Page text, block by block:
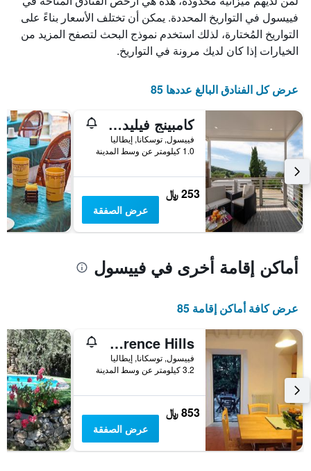
الذي
يعرض
أيام
الأسبوع.
التالي
1
Y
الذي
يعرض
متوسط
سعر
غرفة
فييسول في التواريخ المحددة. يمكن أن تختلف الأسعار بناءً على
التواريخ المُختارة، لذلك استخدم نموذج البحث لتصفح المزيد من
الخيارات إذا كان لديك مرونة في التواريخ.
عرض كل الفنادق البالغ عددها 85
كامبينج فيليدج بانوراميكو فيسول
فييسول, توسكانا, إيطاليا
1.0 كيلومتر عن وسط المدينة
253 ﷼
عرض الصفقة
أماكن إقامة أخرى في فييسول
عرض كافة أماكن إقامة 85
Fattoria il Leccio Fienile on Florence Hills
فييسول, توسكانا, إيطاليا
3.2 كيلومتر عن وسط المدينة
853 ﷼
عرض الصفقة